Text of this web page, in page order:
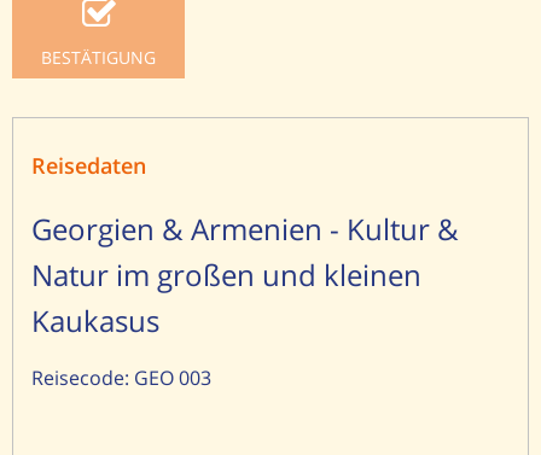
BESTÄTIGUNG
Reisedaten
Georgien & Armenien - Kultur &
Natur im großen und kleinen
Kaukasus
Reisecode: GEO 003